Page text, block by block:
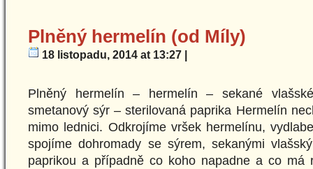
Plněný hermelín (od Míly)
18 listopadu, 2014 at 13:27 |
Plněný hermelín – hermelín – sekané
smetanový sýr – sterilovaná paprika Hermelín
mimo lednici. Odkrojíme vršek hermelínu,
spojíme dohromady se sýrem, sekanými
paprikou a případně co koho napadne a co má